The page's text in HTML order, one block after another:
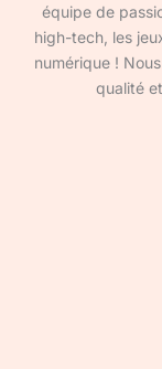
équipe de
high-tech, les
numérique !
qualité